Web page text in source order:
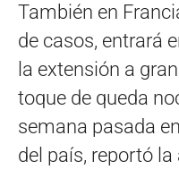
También en
de casos, entrará
la extensión a
toque de queda
semana pasada
del país, reportó la